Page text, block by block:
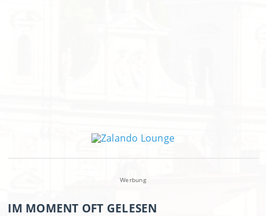
Werbung
IM MOMENT OFT GELESEN